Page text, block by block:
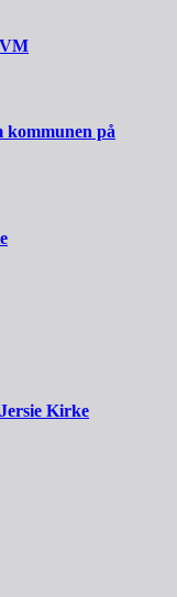
kommunen på
Kirke